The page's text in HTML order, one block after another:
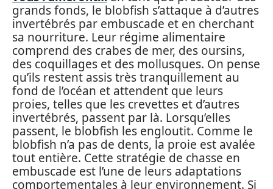
grands fonds, le blobfish s’attaque à d’autres
invertébrés par embuscade et en cherchant
sa nourriture. Leur régime alimentaire
comprend des crabes de mer, des oursins,
des coquillages et des mollusques. On pense
qu’ils restent assis très tranquillement au
fond de l’océan et attendent que leurs
proies, telles que les crevettes et d’autres
invertébrés, passent par là. Lorsqu’elles
passent, le blobfish les engloutit. Comme le
blobfish n’a pas de dents, la proie est avalée
tout entière. Cette stratégie de chasse en
embuscade est l’une de leurs adaptations
comportementales à leur environnement. Si